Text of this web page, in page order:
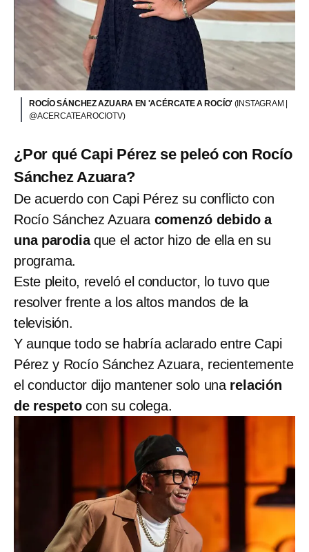
ROCÍO SÁNCHEZ AZUARA EN 'ACÉRCATE A ROCÍO' (INSTAGRAM |
@ACERCATEAROCIOTV)
¿Por qué Capi Pérez se peleó con Rocío
Sánchez Azuara?
De acuerdo con Capi Pérez su conflicto con
Rocío Sánchez Azuara comenzó debido a
una parodiaque el actor hizo de ella en su
programa.
Este pleito, reveló el conductor, lo tuvo que
resolver frente a los altos mandos de la
televisión.
Y aunque todo se habría aclarado entre Capi
Pérez y Rocío Sánchez Azuara, recientemente
el conductor dijo mantener solo una relación
de respetocon su colega.